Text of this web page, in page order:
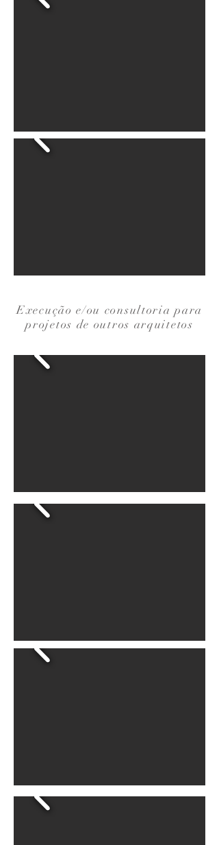
Execução e/ou consultoria para
projetos de outros arquitetos